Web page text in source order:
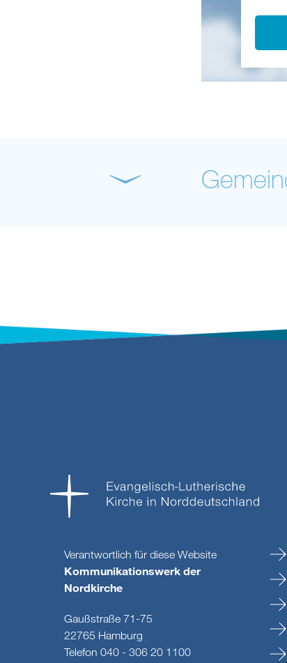
Verantwortlich für diese Website
Kommunikationswerk der
Nordkirche
Gaußstraße 71-75
22765 Hamburg
Telefon 040 - 306 20 1100